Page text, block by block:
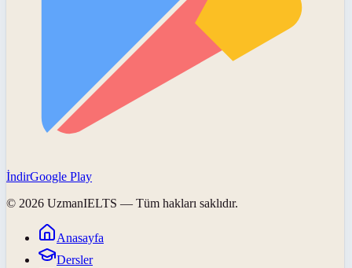
İndirGoogle Play
© 2026 UzmanIELTS — Tüm hakları saklıdır.
Anasayfa
Dersler